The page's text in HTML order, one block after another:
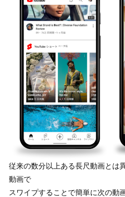
従来の数分以上ある長尺動画とは
動画で
スワイプすることで簡単に次の動